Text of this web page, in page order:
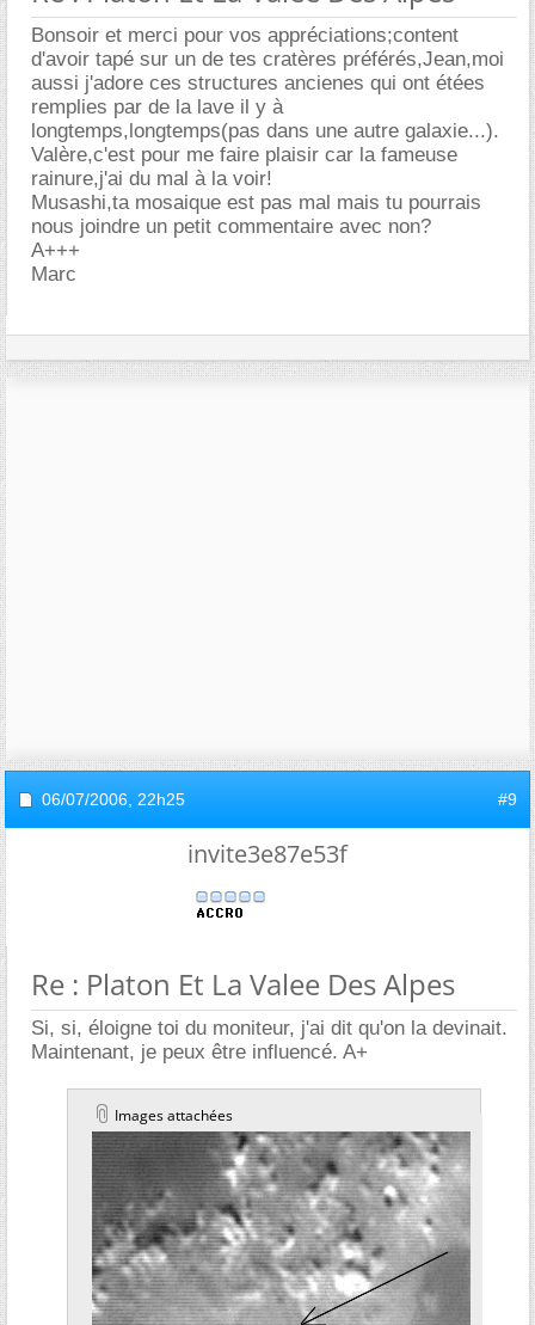
Bonsoir et merci pour vos appréciations;content
d'avoir tapé sur un de tes cratères préférés,Jean,moi
aussi j'adore ces structures ancienes qui ont étées
remplies par de la lave il y à
longtemps,longtemps(pas dans une autre galaxie...).
Valère,c'est pour me faire plaisir car la fameuse
rainure,j'ai du mal à la voir!
Musashi,ta mosaique est pas mal mais tu pourrais
nous joindre un petit commentaire avec non?
A+++
Marc
06/07/2006, 22h25 #9
invite3e87e53f
Re : Platon Et La Valee Des Alpes
Si, si, éloigne toi du moniteur, j'ai dit qu'on la devinait.
Maintenant, je peux être influencé. A+
Images attachées